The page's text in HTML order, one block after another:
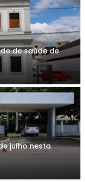
de saúde de
julho nesta